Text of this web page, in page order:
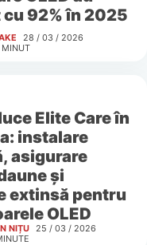
92% în 2025
28 / 03 / 2026
MINUT
Elite Care în
instalare
asigurare
și
extinsă pentru
OLED
NIȚU
25 / 03 / 2026